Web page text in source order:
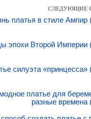
СЛЕДУЮЩИЕ
платья в стиле Ампир
эпохи Второй Империи
силуэта «принцесса»
платье для
разные времена